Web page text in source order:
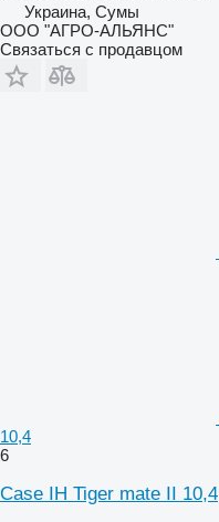
Украина, Сумы
ООО "АГРО-АЛЬЯНС"
Связаться с продавцом
10,4
6
Case IH Tiger mate II 10,4